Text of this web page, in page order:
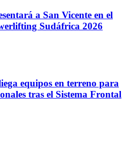
a San Vicente en el
Sudáfrica 2026
equipos en terreno para
tras el Sistema Frontal